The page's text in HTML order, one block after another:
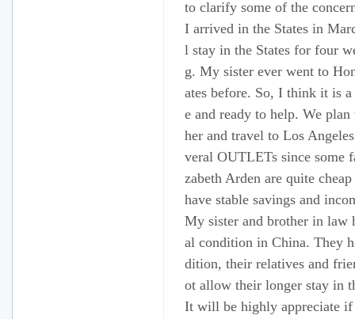
to clarify some of the
I arrived in the States in
l stay in the States for four
g. My sister ever went to
ates before. So, I think it is
e and ready to help. We
her and travel to Los
veral OUTLETs since some
zabeth Arden are quite
have stable savings and
My sister and brother in law
al condition in China. They
dition, their relatives and
ot allow their longer stay in
It will be highly appreciate if